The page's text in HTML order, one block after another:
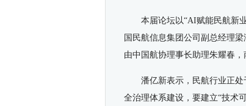
本届论坛以“AI赋能民航新
国民航信息集团公司副总经理
由中国航协理事长助理朱耀春
潘亿新表示，民航行业正
全治理体系建设，要建立“技术